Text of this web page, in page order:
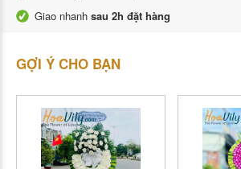
Giao nhanh sau 2h đặt hàng
GỢI Ý CHO BẠN